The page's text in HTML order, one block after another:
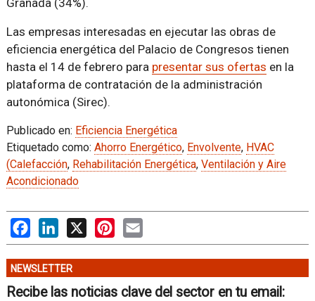
Las empresas interesadas en ejecutar las obras de
eficiencia energética del Palacio de Congresos tienen
hasta el 14 de febrero para presentar sus ofertas en la
plataforma de contratación de la administración
autonómica (Sirec).
Publicado en: Eficiencia Energética
Etiquetado como: Ahorro Energético, Envolvente, HVAC
(Calefacción, Rehabilitación Energética, Ventilación y Aire
Acondicionado
FacebookLinkedIn
X PinterestEmail
NEWSLETTER
Recibe las noticias clave del sector en tu email: